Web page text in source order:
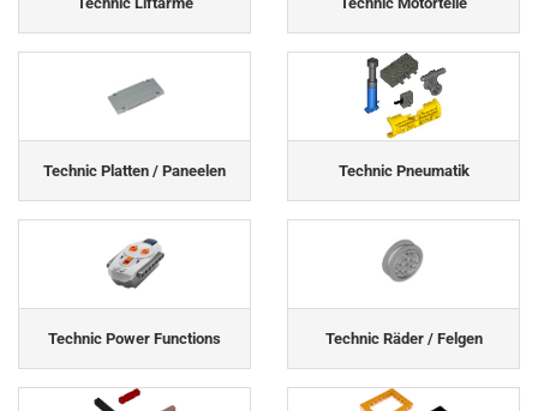
Technic Platten / Paneelen Technic Pneumatik
Technic Power Functions Technic Räder / Felgen